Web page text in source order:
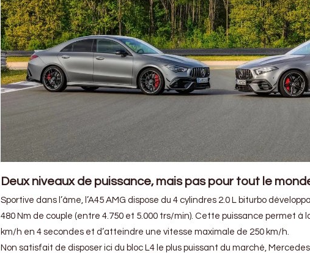
Deux niveaux de puissance, mais pas pour tout le
Sportive dans l’âme, l’A45 AMG dispose du 4 cylindres 2.0 L biturbo
480 Nm de couple (entre 4.750 et 5.000 trs/min). Cette puissance permet à
km/h en 4 secondes et d’atteindre une vitesse maximale de 250 km/h.
Non satisfait de disposer ici du bloc L4 le plus puissant du marché,